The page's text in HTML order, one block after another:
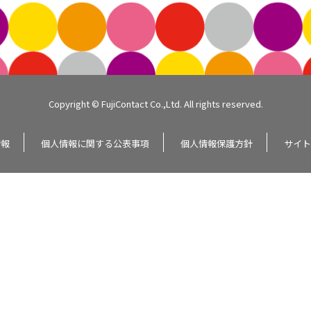
Copyright © FujiContact Co.,Ltd. All rights reserved.
個人情報に関する公表事項 個人情報保護方針 サイ